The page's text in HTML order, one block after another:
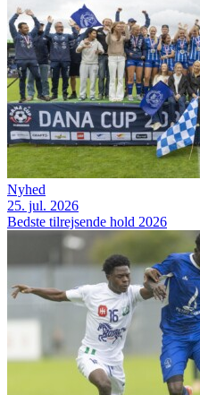
Nyhed
25. jul. 2026
Bedste tilrejsende hold 2026